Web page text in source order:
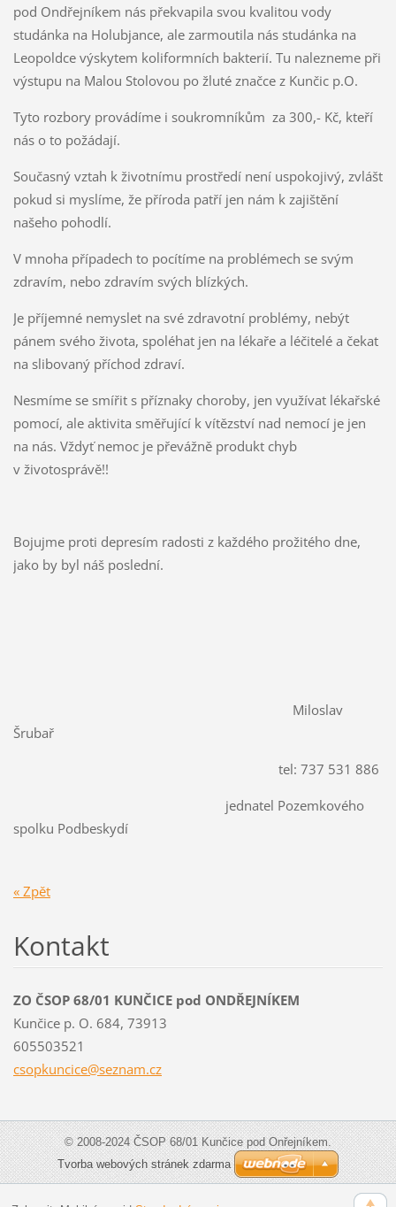
pod Ondřejníkem nás překvapila svou kvalitou vody
studánka na Holubjance, ale zarmoutila nás studánka na
Leopoldce výskytem koliformních bakterií. Tu nalezneme při
výstupu na Malou Stolovou po žluté značce z Kunčic p.O.
Tyto rozbory provádíme i soukromníkům za 300,- Kč, kteří
nás o to požádají.
Současný vztah k životnímu prostředí není uspokojivý, zvlášť
pokud si myslíme, že příroda patří jen nám k zajištění
našeho pohodlí.
V mnoha případech to pocítíme na problémech se svým
zdravím, nebo zdravím svých blízkých.
Je příjemné nemyslet na své zdravotní problémy, nebýt
pánem svého života, spoléhat jen na lékaře a léčitelé a čekat
na slibovaný příchod zdraví.
Nesmíme se smířit s příznaky choroby, jen využívat lékařské
pomocí, ale aktivita směřující k vítězství nad nemocí je jen
na nás. Vždyť nemoc je převážně produkt chyb
v životosprávě!!
Bojujme proti depresím radosti z každého prožitého dne,
jako by byl náš poslední.
Miloslav
Šrubař
tel: 737 531 886
jednatel Pozemkového
spolku Podbeskydí
« Zpět
Kontakt
ZO ČSOP 68/01 KUNČICE pod ONDŘEJNÍKEM
Kunčice p. O. 684, 73913
605503521
csopkuncice@seznam.cz
© 2008-2024 ČSOP 68/01 Kunčice pod Onřejníkem.
Tvorba webových stránek zdarma